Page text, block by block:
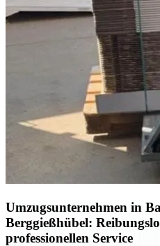
Umzugsunternehmen in
Berggießhübel:
professionellen Service